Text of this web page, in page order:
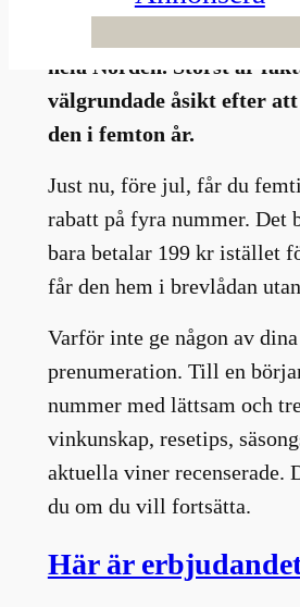
hela Norden. Störst är
välgrundade åsikt efter
den i femton år.
Just nu, före jul, får du
rabatt på fyra nummer. Det
bara betalar 199 kr istället
får den hem i brevlådan
Varför inte ge någon av
prenumeration. Till en
nummer med lättsam och
vinkunskap, resetips,
aktuella viner recenserade.
du om du vill fortsätta.
Här är